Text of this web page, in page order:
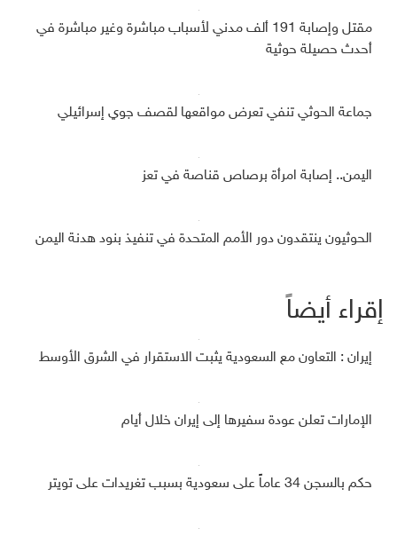
مقتل وإصابة 191 ألف مدني لأسباب مباشرة وغير مباشرة في
أحدث حصيلة حوثية
جماعة الحوثي تنفي تعرض مواقعها لقصف جوي إسرائيلي
اليمن.. إصابة امرأة برصاص قناصة في تعز
الحوثيون ينتقدون دور الأمم المتحدة في تنفيذ بنود هدنة اليمن
إقراء أيضاً
إيران : التعاون مع السعودية يثبت الاستقرار في الشرق الأوسط
الإمارات تعلن عودة سفيرها إلى إيران خلال أيام
حكم بالسجن 34 عاماً على سعودية بسبب تغريدات على تويتر